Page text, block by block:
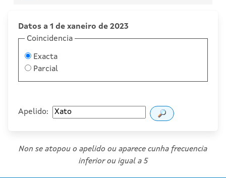
Datos a 1 de xaneiro de 2023
Coincidencia
Exacta
Parcial
Apelido:
Non se atopou o apelido ou aparece cunha frecuencia
inferior ou igual a 5